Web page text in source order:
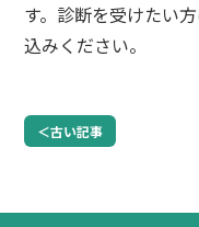
す。診断を受けたい
込みください。
＜古い記事